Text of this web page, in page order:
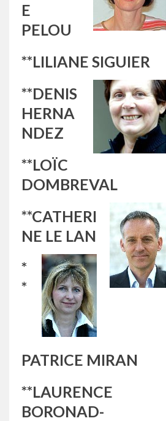
E
PELOU
**LILIANE SIGUIER
**DENIS
HERNA
NDEZ
**LOÏC
DOMBREVAL
**CATHERI
NE LE LAN
*
*
PATRICE MIRAN
**LAURENCE
BORONAD-